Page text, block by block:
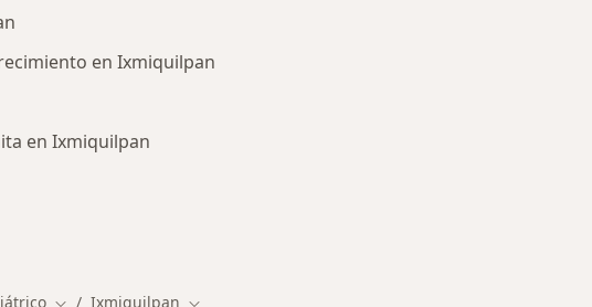
en Ixmiquilpan
en Ixmiquilpan
Cambiar de ciudad
Ixmiquilpan Cambiar de ciudad